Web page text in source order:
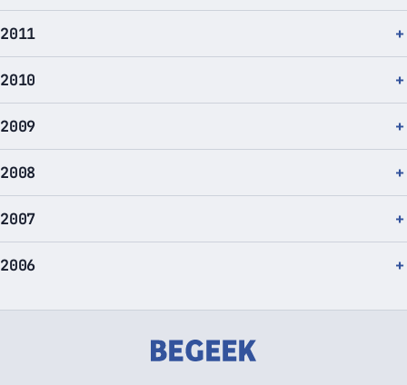
2011
2010
2009
2008
2007
2006